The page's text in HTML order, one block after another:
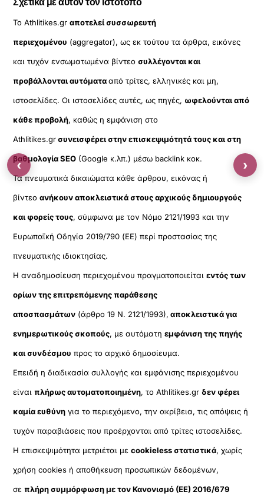
Σχετικά με αυτόν τον ιστότοπο
Το Athlitikes.grαποτελεί συσσωρευτή
περιεχομένου (aggregator), ως εκ τούτου τα άρθρα, εικόνες
και τυχόν ενσωματωμένα βίντεοσυλλέγονται και
προβάλλονται αυτόματααπό τρίτες, ελληνικές και μη,
ιστοσελίδες. Οι ιστοσελίδες αυτές, ως πηγές, ωφελούνται από
κάθε προβολή, καθώς η εμφάνιση στο
Athlitikes.grσυνεισφέρει στην επισκεψιμότητά τους και στη
βαθμολογία SEO (Google κ.λπ.) μέσω backlink κοκ.
Τα πνευματικά δικαιώματα κάθε άρθρου, εικόνας ή
βίντεοανήκουν αποκλειστικά στους αρχικούς δημιουργούς
και φορείς τους, σύμφωνα με τον Νόμο 2121/1993 και την
Ευρωπαϊκή Οδηγία 2019/790 (ΕΕ) περί προστασίας της
πνευματικής ιδιοκτησίας.
Η αναδημοσίευση περιεχομένου πραγματοποιείταιεντός των
ορίων της επιτρεπόμενης παράθεσης
αποσπασμάτων (άρθρο 19 Ν. 2121/1993), αποκλειστικά για
ενημερωτικούς σκοπούς, με αυτόματηεμφάνιση της πηγής
και συνδέσμου προς το αρχικό δημοσίευμα.
Επειδή η διαδικασία συλλογής και εμφάνισης περιεχομένου
είναιπλήρως αυτοματοποιημένη, το Athlitikes.gr δεν φέρει
καμία ευθύνη για το περιεχόμενο, την ακρίβεια, τις απόψεις ή
τυχόν παραβιάσεις που προέρχονται από τρίτες ιστοσελίδες.
Η επισκεψιμότητα μετριέται μεcookieless στατιστικά, χωρίς
χρήση cookies ή αποθήκευση προσωπικών δεδομένων,
σεπλήρη συμμόρφωση με τον Κανονισμό (ΕΕ) 2016/679
‹ ›